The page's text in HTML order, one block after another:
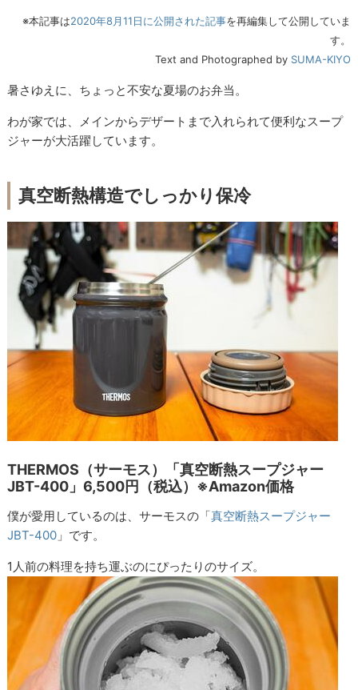
※本記事は2020年8月11日に公開された記事を再編集して公開していま
す。
Text and Photographed by SUMA-KIYO
暑さゆえに、ちょっと不安な夏場のお弁当。
わが家では、メインからデザートまで入れられて便利なスープ
ジャーが大活躍しています。
真空断熱構造でしっかり保冷
THERMOS（サーモス）「真空断熱スープジャー
JBT-400」6,500円（税込）※Amazon価格
僕が愛用しているのは、サーモスの「真空断熱スープジャー
JBT-400 」です。
1人前の料理を持ち運ぶのにぴったりのサイズ。